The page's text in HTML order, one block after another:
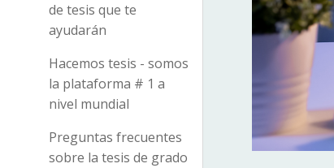
de tesis que te
ayudarán
Hacemos tesis - somos
la plataforma # 1 a
nivel mundial
Preguntas frecuentes
sobre la tesis de grado